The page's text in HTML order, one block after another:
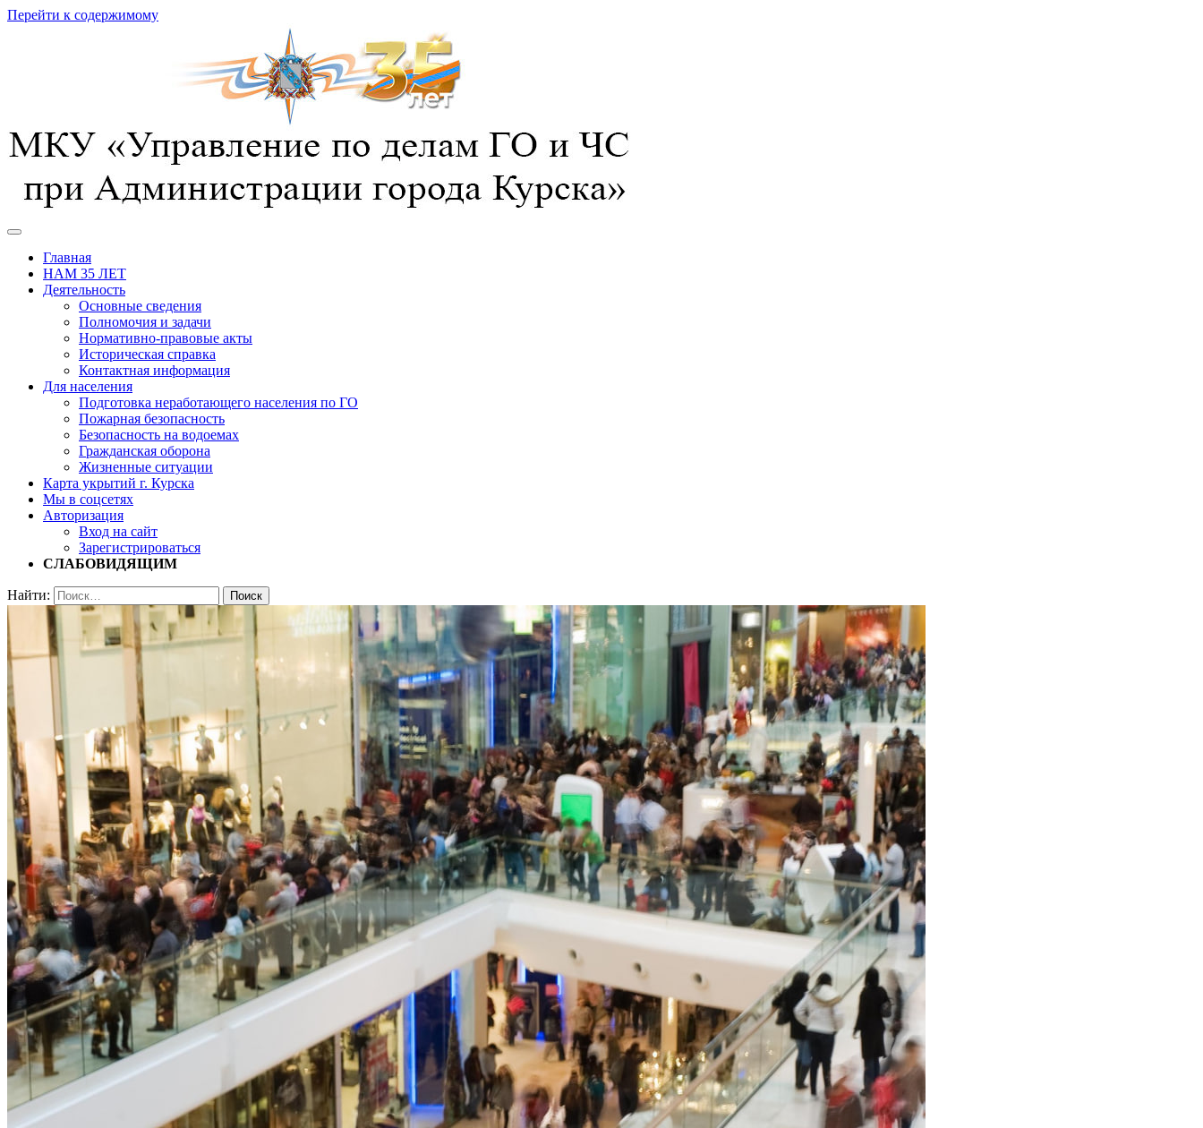
Перейти к содержимому
УГОЧС г. Курска
Главная
НАМ 35 ЛЕТ
Деятельность
Основные сведения
Полномочия и задачи
Нормативно-правовые акты
Историческая справка
Контактная информация
Для населения
Подготовка неработающего населения по ГО
Пожарная безопасность
Безопасность на водоемах
Гражданская оборона
Жизненные ситуации
Карта укрытий г. Курска
Мы в соцсетях
Авторизация
Вход на сайт
Зарегистрироваться
СЛАБОВИДЯЩИМ
Найти: